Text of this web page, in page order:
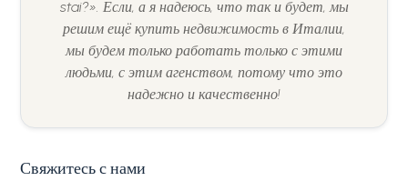
stai?». Если, а я надеюсь, что так и будет, мы
решим ещё купить недвижимость в Италии,
мы будем только работать только с этими
людьми, с этим агенством, потому что это
надежно и качественно!
Свяжитесь с нами